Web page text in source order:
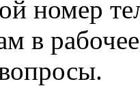
номер
в